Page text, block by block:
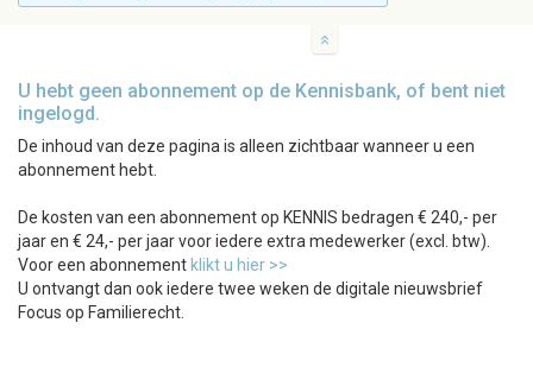
U hebt geen abonnement op de Kennisbank, of bent niet
ingelogd.
De inhoud van deze pagina is alleen zichtbaar wanneer u een
abonnement hebt.
De kosten van een abonnement op KENNIS bedragen € 240,- per
jaar en € 24,- per jaar voor iedere extra medewerker (excl. btw).
Voor een abonnement klikt u hier >>
U ontvangt dan ook iedere twee weken de digitale nieuwsbrief
Focus op Familierecht.